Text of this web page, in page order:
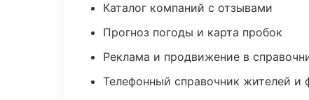
Каталог компаний с отзывами
Прогноз погоды и карта пробок
Реклама и продвижение в
Телефонный справочник жителей и